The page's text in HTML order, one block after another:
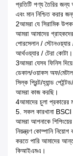
প্রতিটি পণ্য তৈরির
এবং মান নিশ্চিত করার
2আমরা যে সিরামিক
আমরা আমাদের
পোরসেলান / স্টোনওয়্যার
আর্থওয়্যার / টেরা কোটা।
3আমরা যেসব ফিনিস
ডেকাল/ওয়াকস অফ/মেটাল
সিল্ক প্রিন্ট/হ্যান্ড
আমরা কাজ করছি।
4আমাদের চুলা প্রকারের
5. সকল কারখানা BSCI
আমরা আপনাকে
নিয়ন্ত্রণ কোম্পানি
করতে পারি আমাদের
কিআইএমএ।